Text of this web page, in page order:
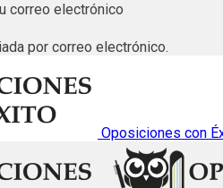
correo electrónico
por correo electrónico.
Oposiciones con